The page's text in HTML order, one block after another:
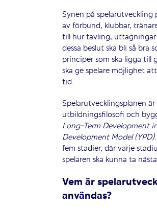
Synen på spelarutveckling
av förbund, klubbar,
till hur tävling,
dessa beslut ska bli så bra
principer som ska ligga
ska ge spelare möjlighet
tid.
Spelarutvecklingsplanen
utbildningsfilosofi och
Long-Term Development
Development Model (YPD)
fem stadier, där varje
spelaren ska kunna ta
Vem är
användas?